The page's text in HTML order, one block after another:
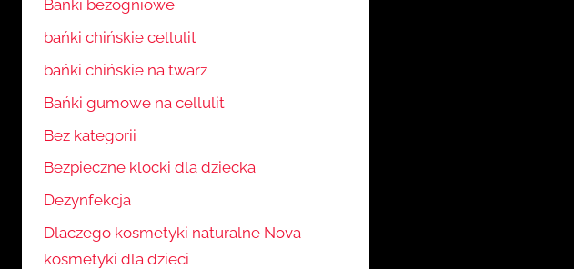
Bańki bezogniowe
bańki chińskie cellulit
bańki chińskie na twarz
Bańki gumowe na cellulit
Bez kategorii
Bezpieczne klocki dla dziecka
Dezynfekcja
Dlaczego kosmetyki naturalne Nova
kosmetyki dla dzieci